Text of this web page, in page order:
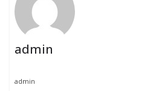
admin
admin